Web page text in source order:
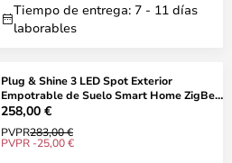
Tiempo de entrega: 7 - 11 días
laborables
Plug & Shine 3 LED Spot Exterior
Empotrable de Suelo Smart Home ZigBee
RGBW IP67
258,00 €
PVPR283,00 €
PVPR -25,00 €